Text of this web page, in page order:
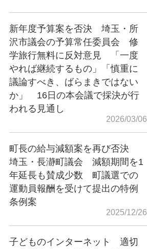
新年度予算案を否決 埼玉・所
沢市議会の予算常任委員会 修
学旅行無料に反対意見 「一度
やれば継続するもの」「慎重に
議論すべき、ばらまきではない
か」 16日の本会議で採決が行
われる見通し
2026/03/06
町長の給与減額案を再び否決
埼玉・長瀞町議会 減額期間を1
年延長も賛成少数 町議選での
運動員報酬を受けて提出の特例
条例案
2025/12/26
子どものインターネット 適切